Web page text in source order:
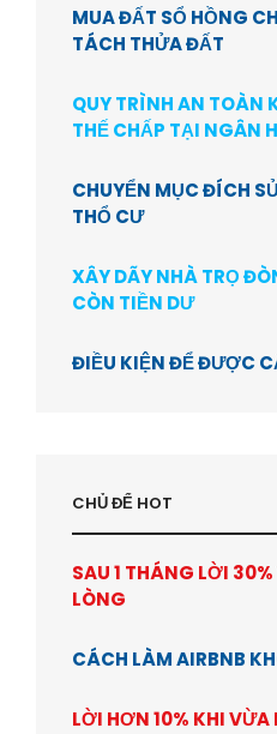
MUA ĐẤT SỔ HỒNG
TÁCH THỬA ĐẤT
QUY TRÌNH AN TOÀN
THẾ CHẤP TẠI NGÂN
CHUYỂN MỤC ĐÍCH
THỔ CƯ
XÂY DÃY NHÀ TRỌ
CÒN TIỀN DƯ
ĐIỀU KIỆN ĐỂ ĐƯỢC
CHỦ ĐỂ HOT
SAU 1 THÁNG LỜI
LÒNG
CÁCH LÀM AIRBNB
LỜI HƠN 10% KHI